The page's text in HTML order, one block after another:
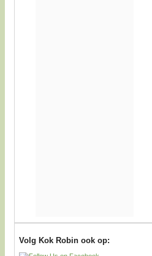
Volg Kok Robin ook op: